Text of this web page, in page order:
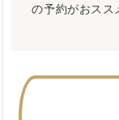
の予約がおスス